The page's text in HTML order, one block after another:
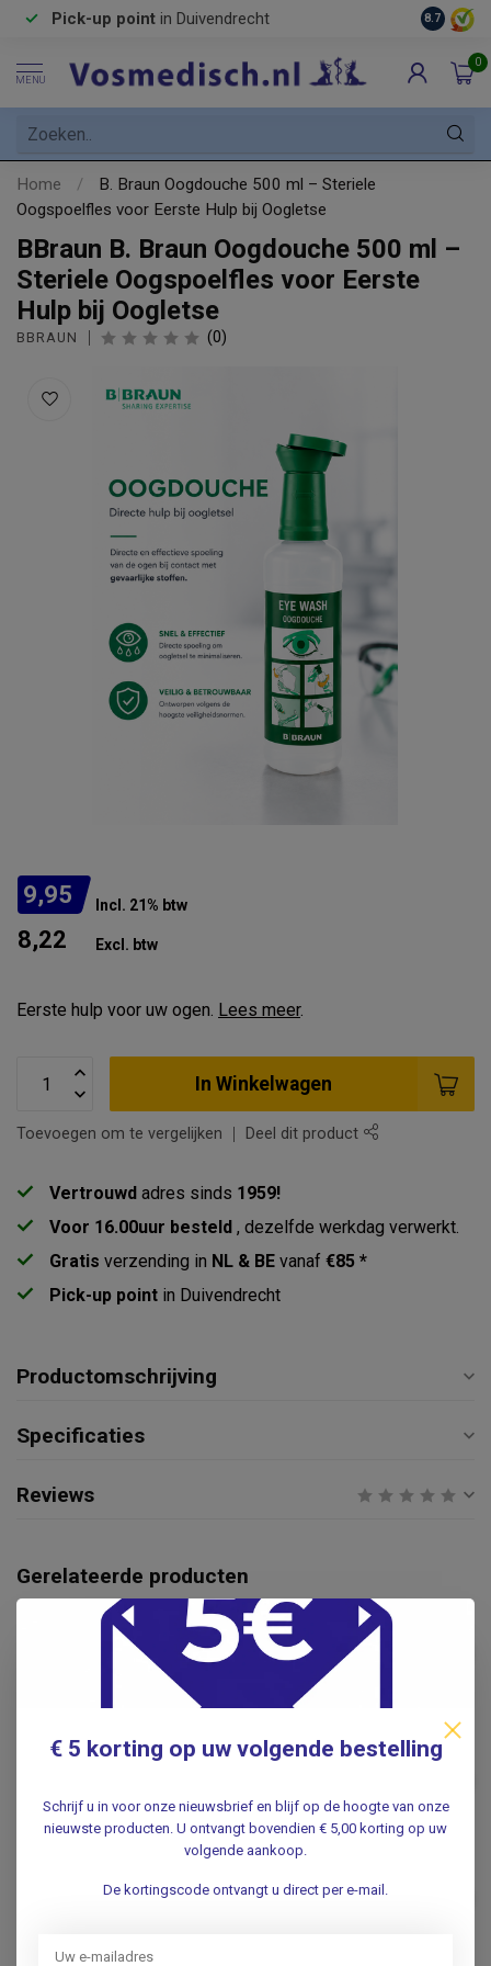
Pick-up point in Duivendrecht 8.7
MENU
0
Home /
B. Braun Oogdouche 500 ml – Steriele
Oogspoelfles voor Eerste Hulp bij Oogletse
BBraun B. Braun Oogdouche 500 ml –
Steriele Oogspoelfles voor Eerste
Hulp bij Oogletse
BBRAUN (0)
9,95 Incl. 21% btw
8,22 Excl. btw
Eerste hulp voor uw ogen. Lees meer.
In Winkelwagen
Toevoegen om te vergelijken Deel dit product
Vertrouwd adres sinds 1959!
Voor 16.00uur besteld , dezelfde werkdag verwerkt.
Gratis verzending in NL & BE vanaf €85 *
Pick-up point in Duivendrecht
Productomschrijving
Specificaties
Reviews
Gerelateerde producten
HYPERFREE®
HyperFree® Hyperfree
inhalatiecassette wit
BRAUN
.
Vaseline Emmer 4kg.
€73,50
€ 5 korting op uw volgende bestelling
Schrijf u in voor onze nieuwsbrief en blijf op de hoogte van onze
nieuwste producten. U ontvangt bovendien € 5,00 korting op uw
volgende aankoop.
De kortingscode ontvangt u direct per e-mail.